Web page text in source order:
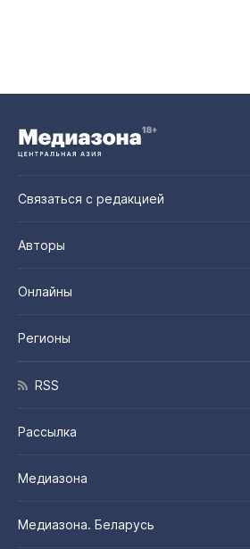
Связаться с редакцией
Авторы
Онлайны
Регионы
RSS
Рассылка
Медиазона
Медиазона. Беларусь